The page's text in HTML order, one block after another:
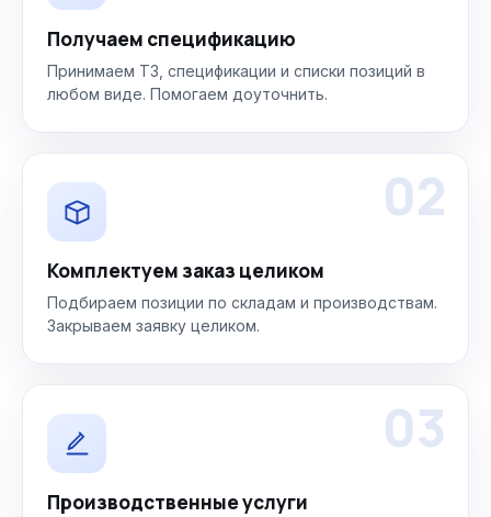
Получаем спецификацию
Принимаем ТЗ, спецификации и списки позиций в
любом виде. Помогаем доуточнить.
02
Комплектуем заказ целиком
Подбираем позиции по складам и производствам.
Закрываем заявку целиком.
03
Производственные услуги